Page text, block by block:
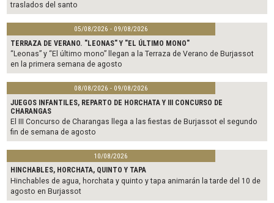
traslados del santo
05/08/2026 - 09/08/2026
TERRAZA DE VERANO. "LEONAS" Y "EL ÚLTIMO MONO"
“Leonas” y “El último mono” llegan a la Terraza de Verano de Burjassot
en la primera semana de agosto
08/08/2026 - 09/08/2026
JUEGOS INFANTILES, REPARTO DE HORCHATA Y III CONCURSO DE
CHARANGAS
El III Concurso de Charangas llega a las fiestas de Burjassot el segundo
fin de semana de agosto
10/08/2026
HINCHABLES, HORCHATA, QUINTO Y TAPA
Hinchables de agua, horchata y quinto y tapa animarán la tarde del 10 de
agosto en Burjassot